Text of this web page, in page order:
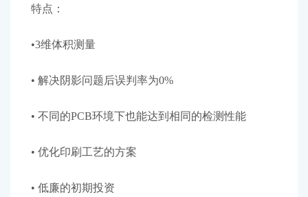
特点：
•3维体积测量
• 解决阴影问题后误判率为0%
• 不同的PCB环境下也能达到相同的检测性能
• 优化印刷工艺的方案
• 低廉的初期投资